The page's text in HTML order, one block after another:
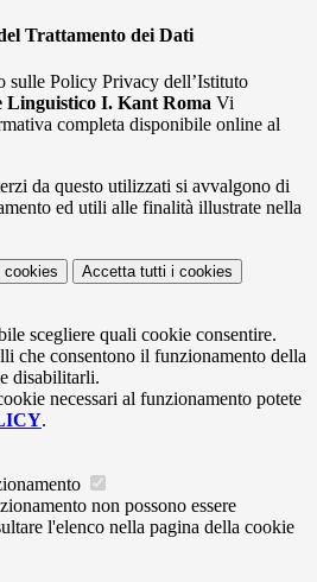
Trattamento dei Dati
sulle Policy Privacy dell’Istituto
Linguistico I. Kant Roma Vi
completa disponibile online al
da questo utilizzati si avvalgono di
ed utili alle finalità illustrate nella
cookies Accetta tutti i cookies
scegliere quali cookie consentire.
che consentono il funzionamento della
disabilitarli.
necessari al funzionamento potete
.
non possono essere
l'elenco nella pagina della cookie